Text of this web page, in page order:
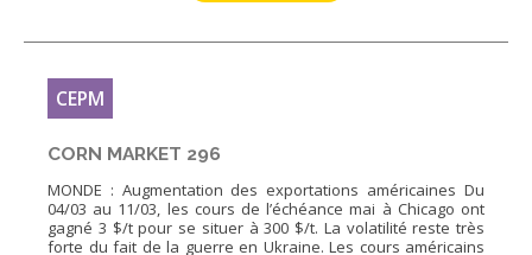
CEPM
CORN MARKET 296
MONDE : Augmentation des exportations américaines Du
04/03 au 11/03, les cours de l’échéance mai à Chicago ont
gagné 3 $/t pour se situer à 300 $/t. La volatilité reste très
forte du fait de la guerre en Ukraine. Les cours américains